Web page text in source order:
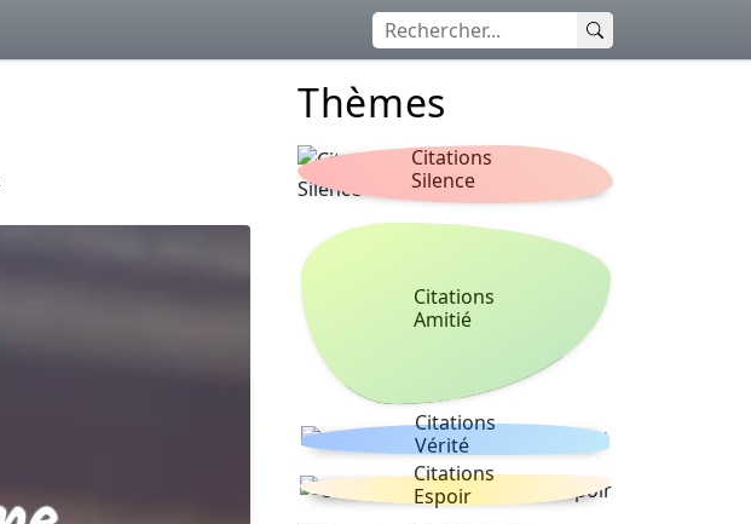
Thèmes
Citations
Silence
Citations
Amitié
Citations
Vérité
Citations
Espoir